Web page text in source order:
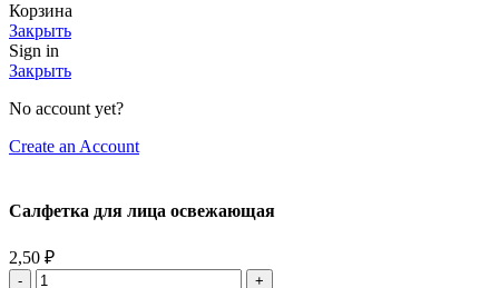
Корзина
Закрыть
Sign in
Закрыть
No account yet?
Create an Account
Салфетка для лица освежающая
2,50 ₽